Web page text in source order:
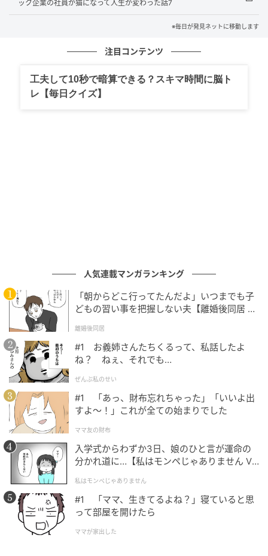
ック企業の社員が猫になって人生が変わった話7
※毎日が発見ネットに移動します
注目コンテンツ
工夫して10秒で暗算できる？スキマ時間に脳ト
レ【毎日クイズ】
人気連載マンガランキング
「朝からどこ行ってたんだよ」いつまでも子
どもの習い事を把握しない夫【離婚後同居 Vo
離婚後同居
#1 お義姉さんたちくるって、私話したよ
ね？ ねぇ、それでも…
ぜんぶ私のせい
#1 「あっ、財布忘れちゃった」「いいよ出
すよ〜！」これが全ての始まりでした
ママ友の財布
入学式からわずか3日、娘のひと言が運命の
分かれ道に…【私はモンペじゃありません Vo
私はモンペじゃありません
#1 「ママ、生きてるよね？」寝ていると思
って部屋を開けたら
ママが家出した